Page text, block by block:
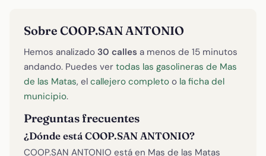
Sobre COOP.SAN ANTONIO
Hemos analizado 30 calles a menos de 15 minutos
andando. Puedes ver todas las gasolineras de Mas
de las Matas, el callejero completo o la ficha del
municipio.
Preguntas frecuentes
¿Dónde está COOP.SAN ANTONIO?
COOP.SAN ANTONIO está en Mas de las Matas